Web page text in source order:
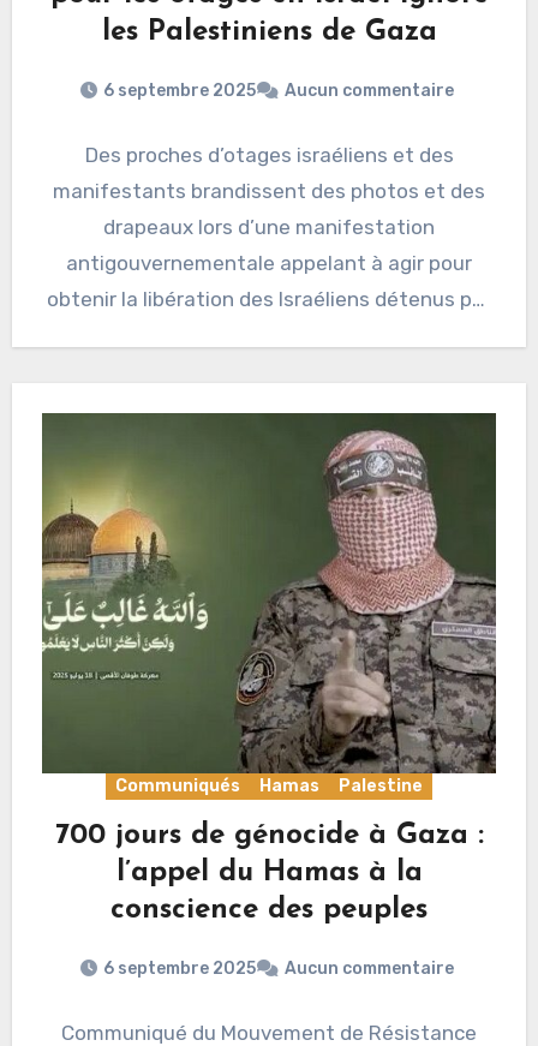
les Palestiniens de Gaza
6 septembre 2025 Aucun commentaire
Des proches d’otages israéliens et des
manifestants brandissent des photos et des
drapeaux lors d’une manifestation
antigouvernementale appelant à agir pour
obtenir la libération des Israéliens détenus par
Communiqués Hamas Palestine
700 jours de génocide à Gaza :
l’appel du Hamas à la
conscience des peuples
6 septembre 2025 Aucun commentaire
Communiqué du Mouvement de Résistance